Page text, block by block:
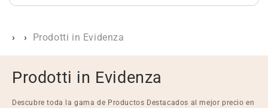
Prodotti in Evidenza
C
o
Prodotti in Evidenza
Descubre toda la gama de Productos Destacados al mejor precio en